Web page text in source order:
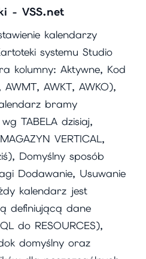
- VSS.net
kalendarzy
systemu Studio
kolumny: Aktywne, Kod
AWKT, AWKO),
bramy
TABELA dzisiaj,
VERTICAL,
Domyślny sposób
Dodawanie, Usuwanie
kalendarz jest
definiującą dane
do RESOURCES),
domyślny oraz